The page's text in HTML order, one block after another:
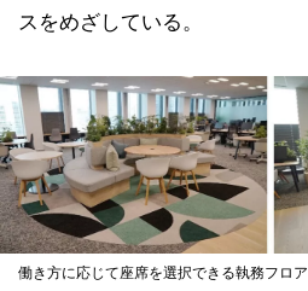
スをめざしている。
働き方に応じて座席を選択できる執務フロア